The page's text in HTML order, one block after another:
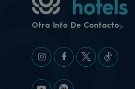
Otra Info De Contacto